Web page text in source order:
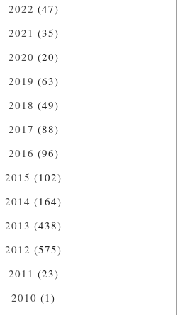
2022 (47)
2021 (35)
2020 (20)
2019 (63)
2018 (49)
2017 (88)
2016 (96)
2015 (102)
2014 (164)
2013 (438)
2012 (575)
2011 (23)
2010 (1)